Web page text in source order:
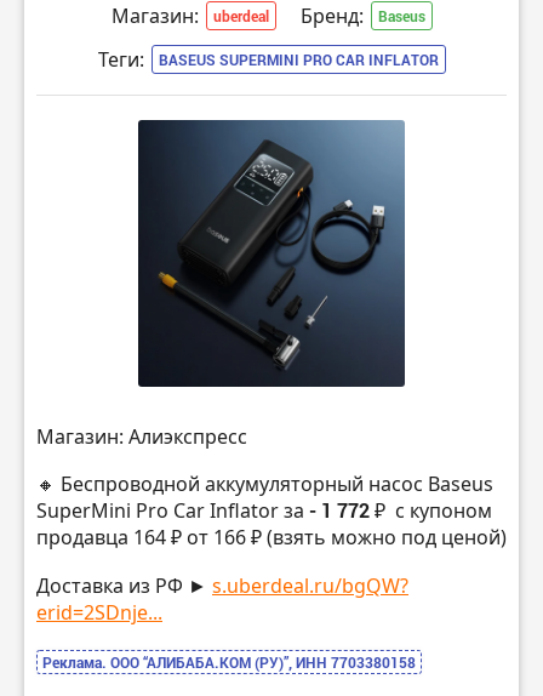
Магазин: uberdeal Бренд: Baseus
Теги: BASEUS SUPERMINI PRO CAR INFLATOR
Магазин: Алиэкспресс
🔸 Беспроводной аккумуляторный насос Baseus
SuperMini Pro Car Inflator за - 1 772 ₽ с купоном
продавца 164 ₽ от 166 ₽ (взять можно под ценой)
Доставка из РФ ► s.uberdeal.ru/bgQW?
erid=2SDnje...
Реклама. ООО “АЛИБАБА.КОМ (РУ)”, ИНН 7703380158